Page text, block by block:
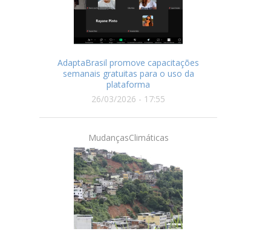
AdaptaBrasil promove capacitações
semanais gratuitas para o uso da
plataforma
26/03/2026 - 17:55
MudançasClimáticas